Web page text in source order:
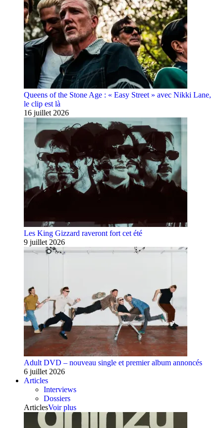
Queens of the Stone Age : « Easy Street » avec Nikki Lane,
le clip est là
16 juillet 2026
Les King Gizzard raveront fort cet été
9 juillet 2026
Adult DVD – nouveau single et premier album annoncés
6 juillet 2026
Articles
Interviews
Dossiers
ArticlesVoir plus